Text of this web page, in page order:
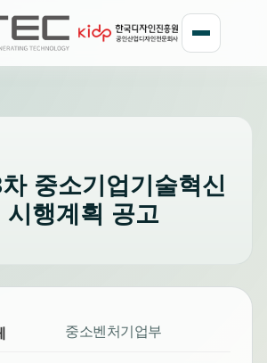
중소기업기술혁신
시행계획 공고
중소벤처기업부